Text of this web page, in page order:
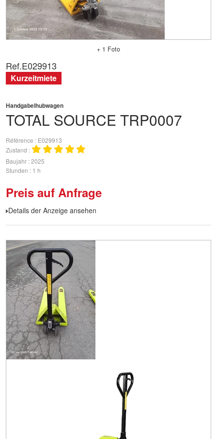
+ 1 Foto
TOTAL SOURCE TRP0007
Handgabelhubwagen
Référence
E029913
Zustand
Baujahr 2025
Stunden
1 h
Preis auf Anfrage
Details der Anzeige ansehen
Ref.E029913
Kurzeitmiete